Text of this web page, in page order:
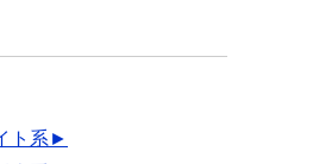
ト系 ►